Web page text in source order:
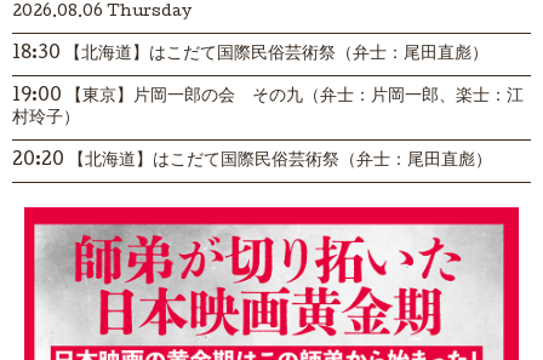
2026.08.06 Thursday
18:30 【北海道】はこだて国際民俗芸術祭（弁士：尾田直彪）
19:00 【東京】片岡一郎の会 その九（弁士：片岡一郎、楽士：江
村玲子）
20:20 【北海道】はこだて国際民俗芸術祭（弁士：尾田直彪）